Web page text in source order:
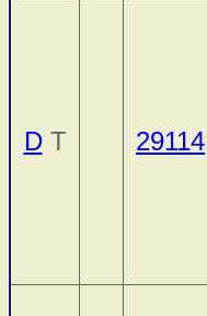
DT 29114